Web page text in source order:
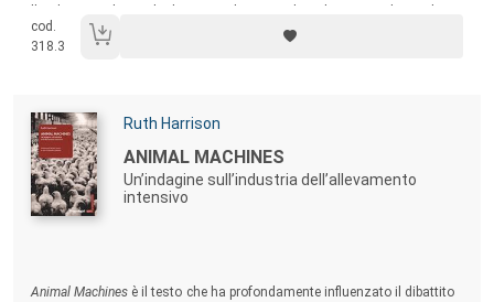
agroalimentari e approfondisce il concetto di qualità, trattando
tematiche come i sistemi di gestione o le certificazioni di prodotto e di
cod.
318.3
Autori:
Ruth Harrison
Titolo:
ANIMAL MACHINES
Un’indagine sull’industria dell’allevamento
intensivo
Animal Machines è il testo che ha profondamente influenzato il dibattito